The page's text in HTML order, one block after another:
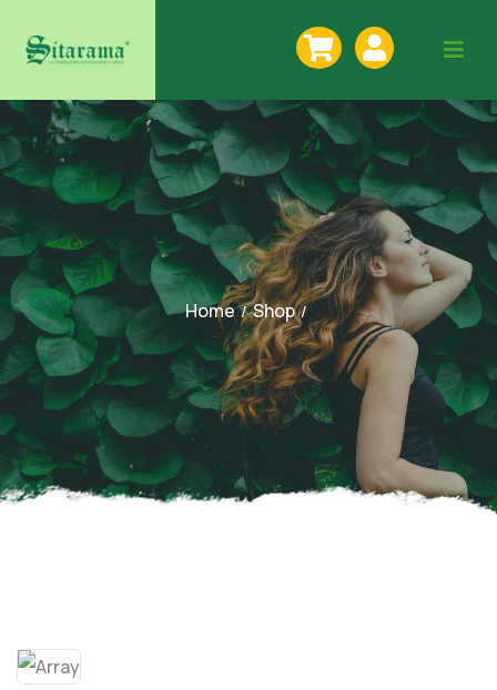
Home / Shop /